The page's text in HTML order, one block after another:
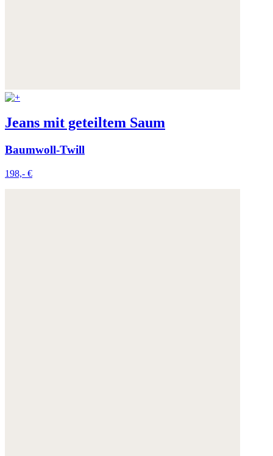
Jeans mit geteiltem Saum
Baumwoll-Twill
198,- €